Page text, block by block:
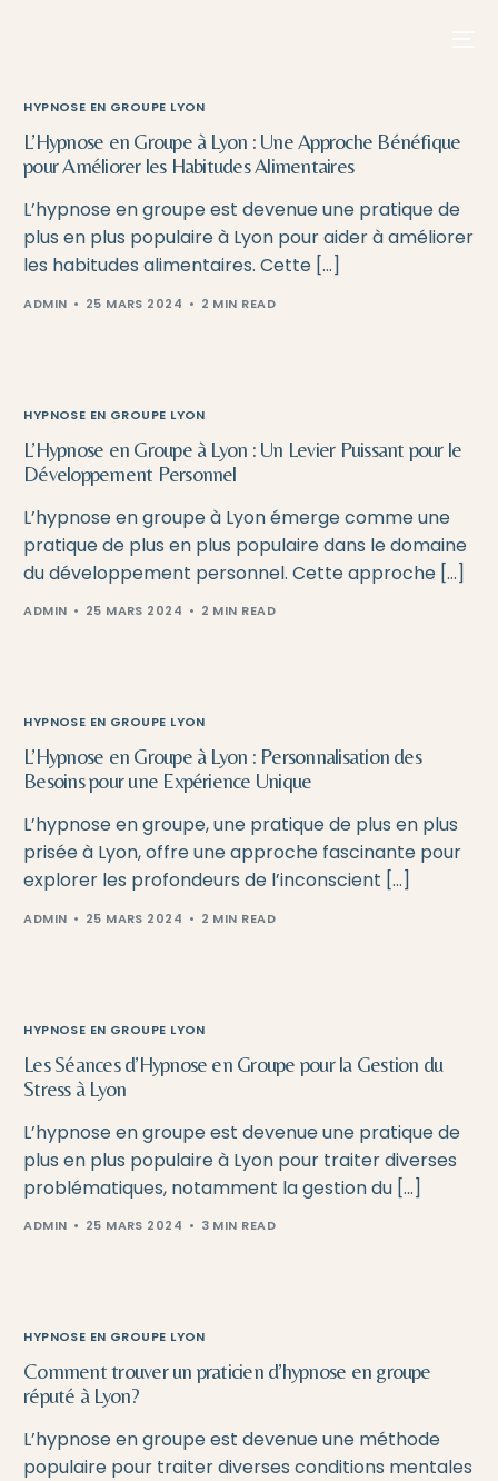
HYPNOSE EN GROUPE LYON
L’Hypnose en Groupe à Lyon : Une Approche Bénéfique
pour Améliorer les Habitudes Alimentaires
L’hypnose en groupe est devenue une pratique de
plus en plus populaire à Lyon pour aider à améliorer
les habitudes alimentaires. Cette […]
ADMIN 25 MARS 2024 2 MIN READ
HYPNOSE EN GROUPE LYON
L’Hypnose en Groupe à Lyon : Un Levier Puissant pour le
Développement Personnel
L’hypnose en groupe à Lyon émerge comme une
pratique de plus en plus populaire dans le domaine
du développement personnel. Cette approche […]
ADMIN 25 MARS 2024 2 MIN READ
HYPNOSE EN GROUPE LYON
L’Hypnose en Groupe à Lyon : Personnalisation des
Besoins pour une Expérience Unique
L’hypnose en groupe, une pratique de plus en plus
prisée à Lyon, offre une approche fascinante pour
explorer les profondeurs de l’inconscient […]
ADMIN 25 MARS 2024 2 MIN READ
HYPNOSE EN GROUPE LYON
Les Séances d’Hypnose en Groupe pour la Gestion du
Stress à Lyon
L’hypnose en groupe est devenue une pratique de
plus en plus populaire à Lyon pour traiter diverses
problématiques, notamment la gestion du […]
ADMIN 25 MARS 2024 3 MIN READ
HYPNOSE EN GROUPE LYON
Comment trouver un praticien d’hypnose en groupe
réputé à Lyon?
L’hypnose en groupe est devenue une méthode
populaire pour traiter diverses conditions mentales